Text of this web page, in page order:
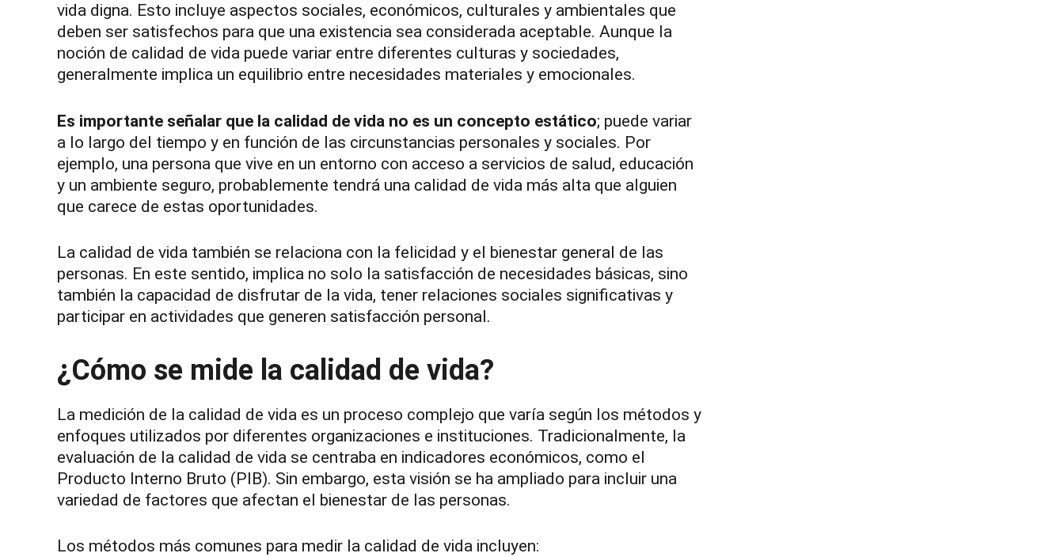
vida digna. Esto incluye aspectos sociales, económicos, culturales y ambientales que
deben ser satisfechos para que una existencia sea considerada aceptable. Aunque la
noción de calidad de vida puede variar entre diferentes culturas y sociedades,
generalmente implica un equilibrio entre necesidades materiales y emocionales.
Es importante señalar que la calidad de vida no es un concepto estático; puede variar
a lo largo del tiempo y en función de las circunstancias personales y sociales. Por
ejemplo, una persona que vive en un entorno con acceso a servicios de salud, educación
y un ambiente seguro, probablemente tendrá una calidad de vida más alta que alguien
que carece de estas oportunidades.
La calidad de vida también se relaciona con la felicidad y el bienestar general de las
personas. En este sentido, implica no solo la satisfacción de necesidades básicas, sino
también la capacidad de disfrutar de la vida, tener relaciones sociales significativas y
participar en actividades que generen satisfacción personal.
¿Cómo se mide la calidad de vida?
La medición de la calidad de vida es un proceso complejo que varía según los métodos y
enfoques utilizados por diferentes organizaciones e instituciones. Tradicionalmente, la
evaluación de la calidad de vida se centraba en indicadores económicos, como el
Producto Interno Bruto (PIB). Sin embargo, esta visión se ha ampliado para incluir una
variedad de factores que afectan el bienestar de las personas.
Los métodos más comunes para medir la calidad de vida incluyen: